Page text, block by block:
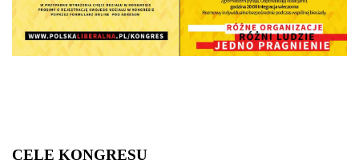
CELE KONGRESU